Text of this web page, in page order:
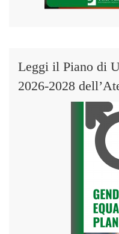
Leggi il Piano di
2026-2028